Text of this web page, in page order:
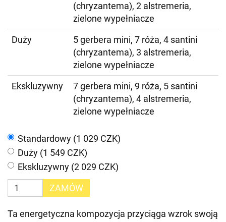
(chryzantema), 2 alstremeria,
zielone wypełniacze
Duży
5 gerbera mini, 7 róża, 4 santini
(chryzantema), 3 alstremeria,
zielone wypełniacze
Ekskluzywny
7 gerbera mini, 9 róża, 5 santini
(chryzantema), 4 alstremeria,
zielone wypełniacze
Standardowy (1 029 CZK)
Duży (1 549 CZK)
Ekskluzywny (2 029 CZK)
ZAMÓW
Ta energetyczna kompozycja przyciąga wzrok swoją